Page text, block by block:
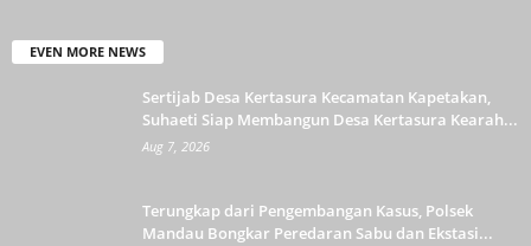
EVEN MORE NEWS
Sertijab Desa Kertasura Kecamatan Kapetakan,
Suhaeti Siap Membangun Desa Kertasura Kearah...
Aug 7, 2026
Terungkap dari Pengembangan Kasus, Polsek
Mandau Bongkar Peredaran Sabu dan Ekstasi...